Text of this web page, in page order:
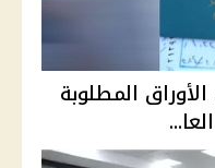
جواز السفر 2026.. الأوراق المطلوبة